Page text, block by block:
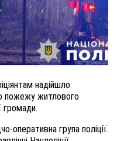
надійшло
пожежу житлового
громади.
оперативна група поліції.